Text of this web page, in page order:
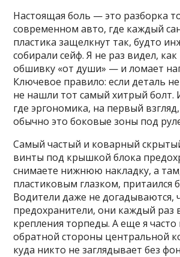
Настоящая боль — это разборка
современном авто, где каждый
пластика защелкнут так, будто
собирали сейф. Я не раз видел,
обшивку «от души» — и ломает
Ключевое правило: если деталь
не нашли тот самый хитрый болт.
где эргономика, на первый
обычно это боковые зоны под
Самый частый и коварный
винты под крышкой блока
снимаете нижнюю накладку, а
пластиковым глазком, притаился
Водители даже не догадываются,
предохранители, они каждый раз
крепления торпеды. А еще я часто
обратной стороны центральной
куда никто не заглядывает без